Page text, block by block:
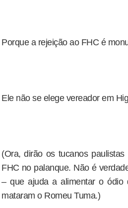
Porque a rejeição ao FHC é
Ele não se elege vereador em
(Ora, dirão os tucanos
FHC no palanque. Não é
– que ajuda a alimentar o
mataram o Romeu Tuma.)